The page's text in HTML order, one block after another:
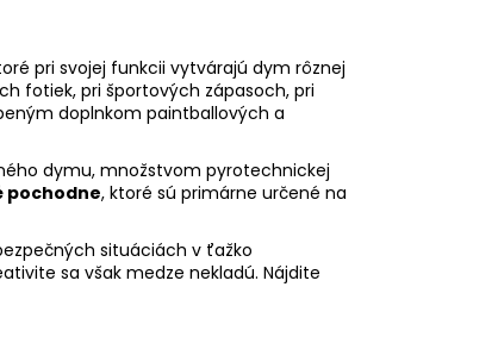
pri svojej funkcii vytvárajú dym rôznej
fotiek, pri športových zápasoch, pri
doplnkom paintballových a
dymu, množstvom pyrotechnickej
pochodne, ktoré sú primárne určené na
situáciách v ťažko
sa však medze nekladú. Nájdite